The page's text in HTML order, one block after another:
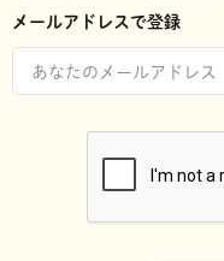
メールアドレスで登録